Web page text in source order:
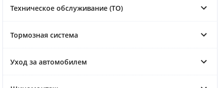
Техническое обслуживание (ТО)
Тормозная система
Уход за автомобилем